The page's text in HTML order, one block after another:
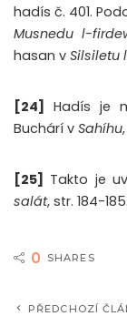
hadís č. 401.
Musnedu l-
hasan v Silsiletu
[24]
Hadís je
Buchárí v Sahíhu
[25] Takto je
salát, str. 184-185.
0 SHARES
PŘEDCHOZÍ